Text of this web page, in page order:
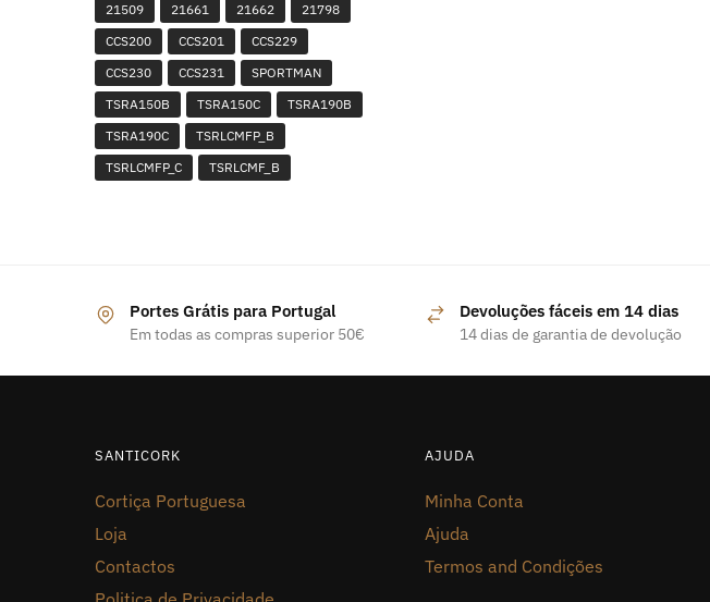
21509
21661 21662
21798
CCS200
CCS201
CCS229
CCS230
CCS231
SPORTMAN
TSRA150B
TSRA150C
TSRA190B
TSRA190C
TSRLCMFP_B
TSRLCMFP_C
TSRLCMF_B
Portes Grátis para Portugal
Em todas as compras superior 50€
Devoluções fáceis em 14 dias
14 dias de garantia de devolução
SANTICORK
Cortiça Portuguesa
Loja
Contactos
AJUDA
Minha Conta
Ajuda
Termos and Condições